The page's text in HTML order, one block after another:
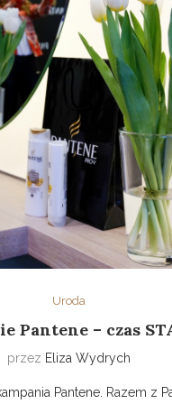
Uroda
Pantene – czas
przez Eliza Wydrych
Pantene. Razem z